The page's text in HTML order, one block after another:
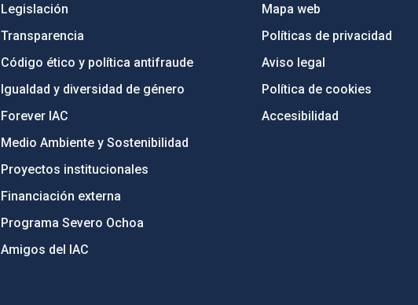
Legislación
Transparencia
Código ético y política antifraude
Igualdad y diversidad de género
Forever IAC
Medio Ambiente y Sostenibilidad
Proyectos institucionales
Financiación externa
Programa Severo Ochoa
Amigos del IAC
Mapa web
Políticas de privacidad
Aviso legal
Política de cookies
Accesibilidad